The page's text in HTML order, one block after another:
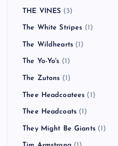
THE VINES (3)
The White Stripes (1)
The Wildhearts (1)
The Yo-Yo's (1)
The Zutons (1)
Thee Headcoatees (1)
Thee Headcoats (1)
They Might Be Giants(1)